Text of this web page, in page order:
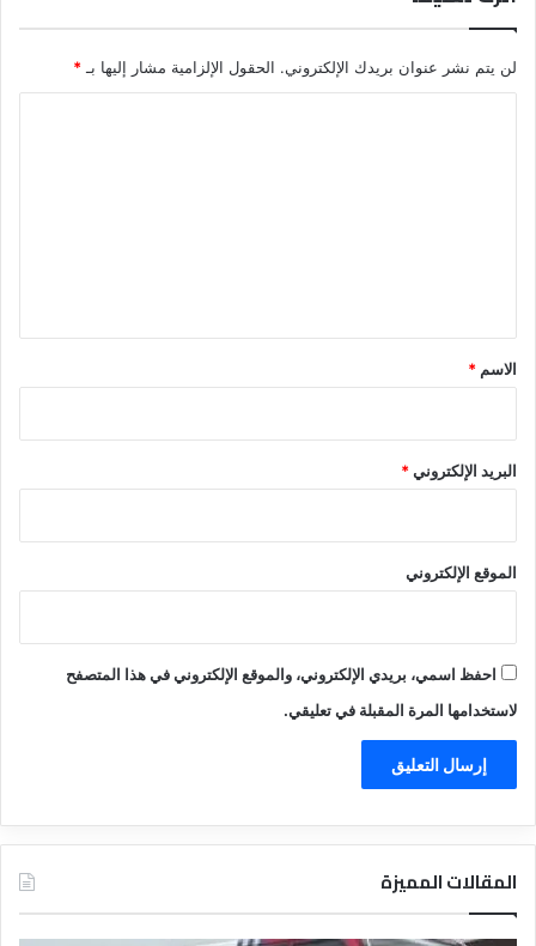
لن يتم نشر عنوان بريدك الإلكتروني. الحقول الإلزامية مشار إليها بـ*
*
الاسم *
البريد الإلكتروني*
الموقع الإلكتروني
احفظ اسمي، بريدي الإلكتروني، والموقع الإلكتروني في هذا المتصفح
لاستخدامها المرة المقبلة في تعليقي.
المقالات المميزة